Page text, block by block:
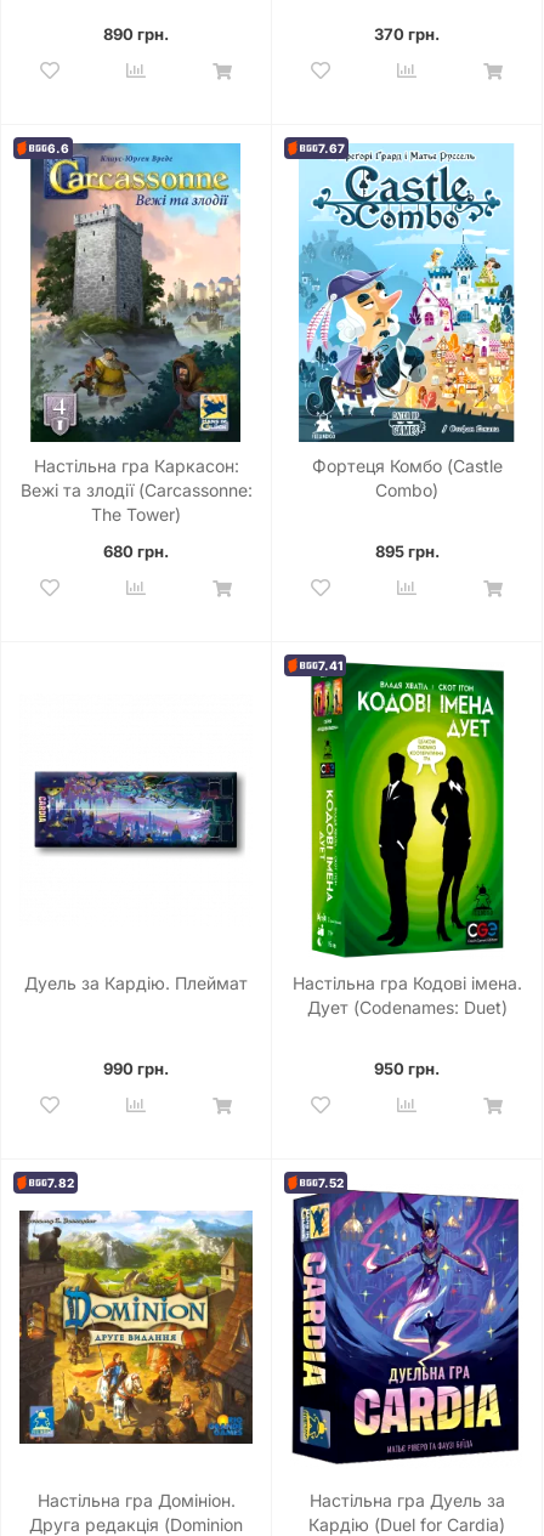
890 грн. 370 грн.
6.6
Настільна гра Каркасон:
Вежі та злодії (Carcassonne:
The Tower)
680 грн.
7.67
Фортеця Комбо (Castle
Combo)
895 грн.
Дуель за Кардію. Плеймат
990 грн.
7.41
Настільна гра Кодові імена.
Дует (Codenames: Duet)
950 грн.
7.82
Настільна гра Домініон.
Друга редакція (Dominion
7.52
Настільна гра Дуель за
Кардію (Duel for Cardia)